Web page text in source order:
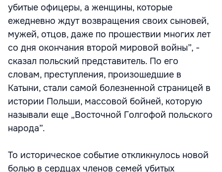
убитые офицеры, а женщины, которые
ежедневно ждут возвращения своих сыновей,
мужей, отцов, даже по прошествии многих лет
со дня окончания второй мировой войны”, -
сказал польский представитель. По его
словам, преступления, произошедшие в
Катыни, стали самой болезненной страницей в
истории Польши, массовой бойней, которую
называли еще „Восточной Голгофой польского
народа”.
То историческое событие откликнулось новой
болью в сердцах членов семей убитых